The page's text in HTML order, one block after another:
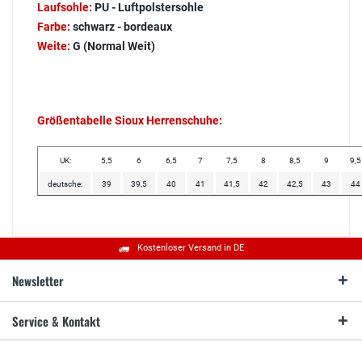
Laufsohle: PU - Luftpolstersohle
Farbe: schwarz - bordeaux
Weite: G (Normal Weit)
Größentabelle Sioux Herrenschuhe:
UK: 5,5 6 6,5 7 7,5 8 8,5 9 9,5
deutsche: 39 39,5 40 41 41,5 42 42,5 43 44
Kostenloser Versand in DE
Newsletter
Service & Kontakt